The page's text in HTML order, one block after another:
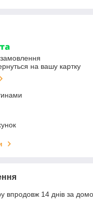
на вашу картку
впродовж 14 днів за